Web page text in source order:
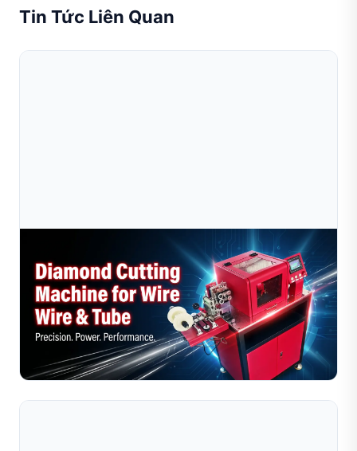
Tin Tức Liên Quan
Máy Cắt Dây Kim Cương So Với Cắt Thủ Công:
Phương Pháp Nào Tốt Hơn Cho Người Chế
So sánh máy cắt dây kim cương với phương pháp cắt thủ
công dành cho người chế tác trang sức. Tìm hiểu xem
phương pháp nào mang lại độ chính xác cao hơn, hiệu
qu...
Đọc toàn bộ bài viết